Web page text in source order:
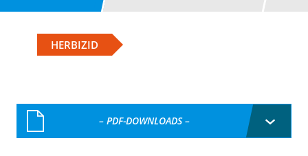
HERBIZID
– PDF-DOWNLOADS –